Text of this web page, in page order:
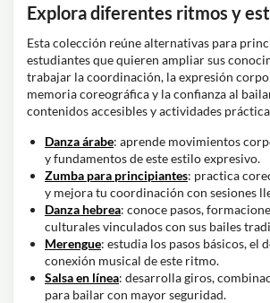
Explora diferentes ritmos y
Esta colección reúne alternativas para
estudiantes que quieren ampliar sus
trabajar la coordinación, la expresión
memoria coreográfica y la confianza al
contenidos accesibles y actividades
Danza árabe: aprende movimientos
y fundamentos de este estilo expresivo.
Zumba para principiantes: practica
y mejora tu coordinación con sesiones
Danza hebrea: conoce pasos,
culturales vinculados con sus bailes
Merengue: estudia los pasos básicos, el
conexión musical de este ritmo.
Salsa en línea: desarrolla giros,
para bailar con mayor seguridad.